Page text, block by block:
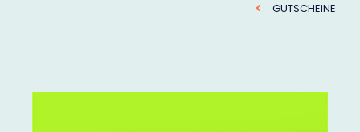
GUTSCHEINE